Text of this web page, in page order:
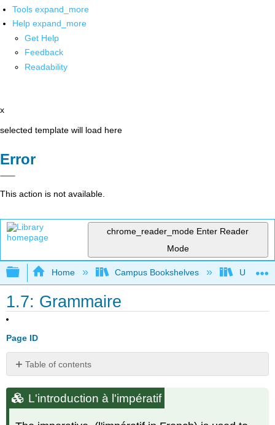
Tools expand_more
Help expand_more
Get Help
Feedback
Readability
x
selected template will load here
Error
This action is not available.
chrome_reader_mode Enter Reader
Mode
Expand/collapse global hierarchy
Home Campus Bookshelves
1.7: Grammaire
Page ID
Table of contents
à
Quelle
L'introduction à l'impératif